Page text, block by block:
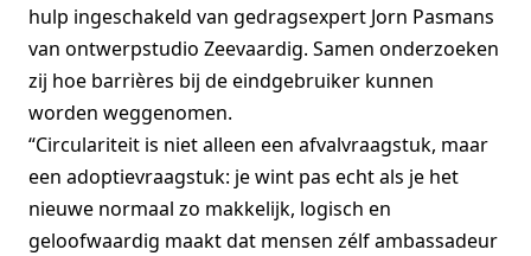
hulp ingeschakeld van gedragsexpert Jorn Pasmans
van ontwerpstudio Zeevaardig. Samen onderzoeken
zij hoe barrières bij de eindgebruiker kunnen
worden weggenomen.
“Circulariteit is niet alleen een afvalvraagstuk, maar
een adoptievraagstuk: je wint pas echt als je het
nieuwe normaal zo makkelijk, logisch en
geloofwaardig maakt dat mensen zélf ambassadeur